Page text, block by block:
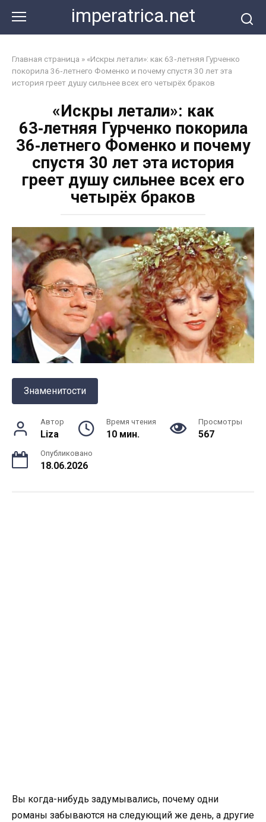
контенту
imperatrica.net
Главная страница » «Искры летали»: как 63‑летняя Гурченко
покорила 36‑летнего Фоменко и почему спустя 30 лет эта
история греет душу сильнее всех его четырёх браков
«Искры летали»: как
63‑летняя Гурченко покорила
36‑летнего Фоменко и почему
спустя 30 лет эта история
греет душу сильнее всех его
четырёх браков
Знаменитости
Автор
Liza
Время чтения
10 мин.
Просмотры
567
Опубликовано
18.06.2026
Вы когда-нибудь задумывались, почему одни
романы забываются на следующий же день, а другие